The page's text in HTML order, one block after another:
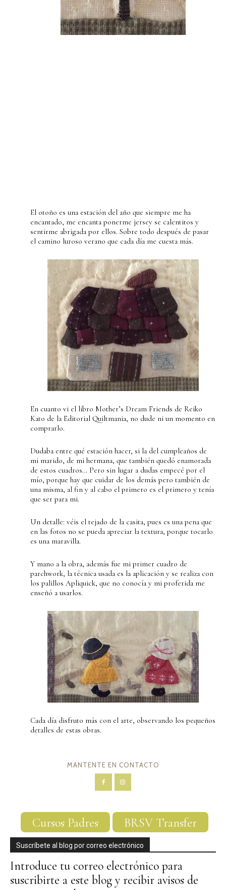
El otoño es una estación del año que siempre me ha
encantado, me encanta ponerme jersey se calentitos y
sentirme abrigada por ellos. Sobre todo después de pasar
el camino luroso verano que cada día me cuesta más.
En cuanto vi el libro Mother’s Dream Friends de Reiko
Kato de la Editorial Quiltmania, no dude ni un momento en
comprarlo.
Dudaba entre qué estación hacer, si la del cumpleaños de
mi marido, de mi hermana, que también quedó enamorada
de estos cuadros… Pero sin lugar a dudas empecé por el
mío, porque hay que cuidar de los demás pero también de
una misma, al fin y al cabo el primero es el primero y tenía
que ser para mi.
Un detalle: véis el tejado de la casita, pues es una pena que
en las fotos no se pueda apreciar la textura, porque tocarlo
es una maravilla.
Y mano a la obra, además fue mi primer cuadro de
parchwork, la técnica usada es la aplicación y se realiza con
los palillos Apliquick, que no conocía y mi proferida me
enseñó a usarlos.
Cada día disfruto más con el arte, observando los pequeños
detalles de estas obras.
MANTENTE EN CONTACTO
Cursos Padres BRSV Transfer
Suscríbete al blog por correo electrónico
Introduce tu correo electrónico para
suscribirte a este blog y recibir avisos de